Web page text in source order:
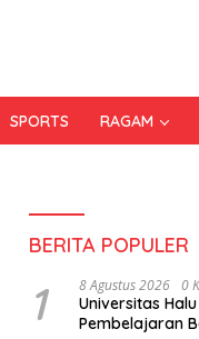
SPORTS RAGAM
BERITA POPULER
1 8 Agustus 2026 0
Universitas
Pembelajaran